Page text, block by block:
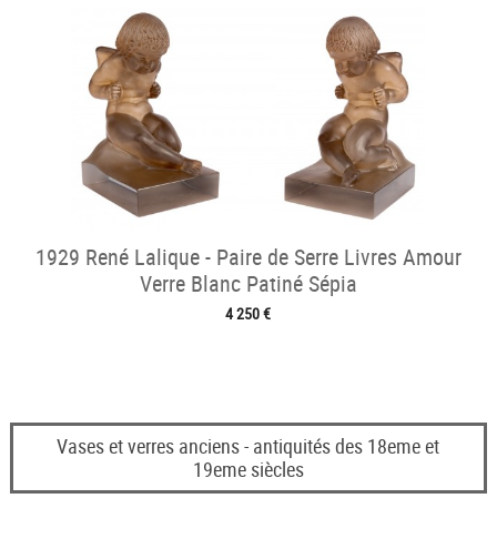
1929 René Lalique - Paire de Serre Livres Amour
Verre Blanc Patiné Sépia
4 250 €
Vases et verres anciens - antiquités des 18eme et
19eme siècles